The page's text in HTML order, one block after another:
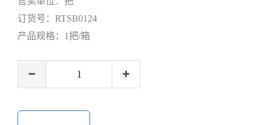
订货号： RTSB0124
产品规格： 1把/箱